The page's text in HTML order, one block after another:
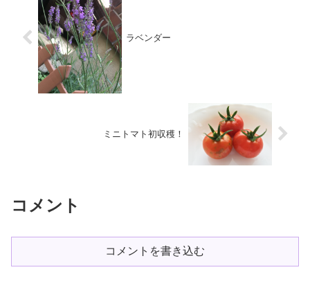
ラベンダー
ミニトマト初収穫！
コメント
コメントを書き込む